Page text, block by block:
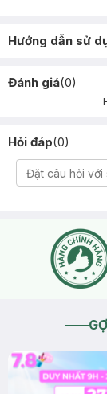
Hướng dẫn sử
Đánh giá(0)
Hỏi đáp(0)